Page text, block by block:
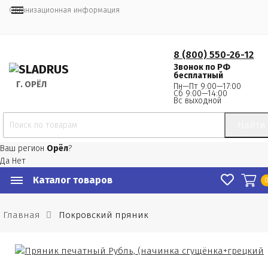
Организационная информация
Г. ОРЁЛ
8 (800) 550-26-12
Звонок по РФ
бесплатный
Пн—Пт 9:00—17:00
Сб 9:00—14:00
Вс выходной
Ваш регион Орёл?
Да Нет
Каталог товаров
Главная Покровский пряник